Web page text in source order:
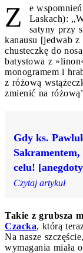
Z
e
Laskach):
satyny przy
kanausu [jedwab z
chusteczkę do nosa
batystowa z
monogramem i
z różową
zmienić na
Gdy ks.
Sakramentem,
celu!
Czytaj artykuł
Takie z grubsza
Czacka, którą
Na nasze
wymagania miała